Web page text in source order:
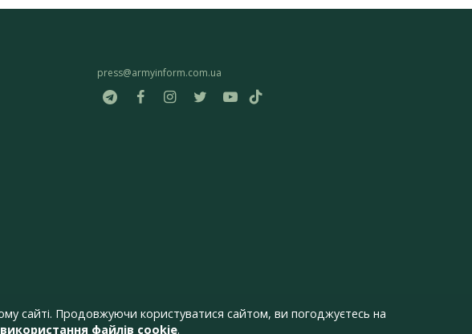
press@armyinform.com.ua
сайті. Продовжуючи користуватися сайтом, ви погоджуєтесь на
використання файлів cookie.